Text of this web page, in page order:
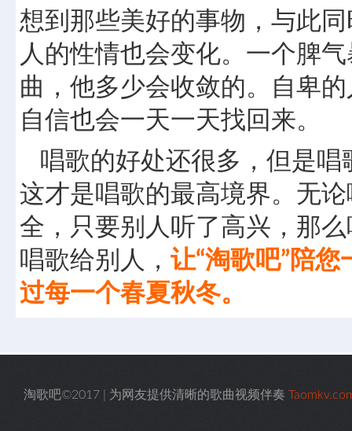
想到那些美好的事物，与此
人的性情也会变化。一个脾
曲，他多少会收敛的。自卑
自信也会一天一天找回来。
唱歌的好处还很多，但是
这才是唱歌的最高境界。无
全，只要别人听了高兴，那
唱歌给别人， 让“淘歌吧”陪
过每一个春夏秋冬。
淘歌吧©2017 | 为网友提供清晰的歌曲视频伴奏